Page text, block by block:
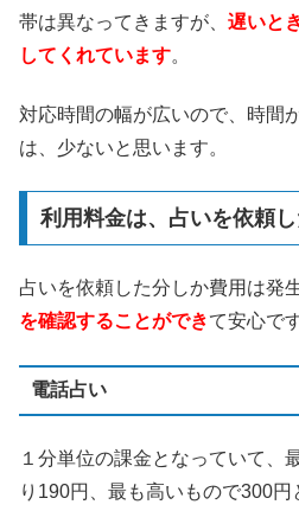
帯は異なってきますが、 遅いと
してくれています。
対応時間の幅が広いので、時間
は、少ないと思います。
利用料金は、占いを依頼
占いを依頼した分しか費用は発
を確認することができて安心です
電話占い
１分単位の課金となっていて、
り190円、最も高いもので300円